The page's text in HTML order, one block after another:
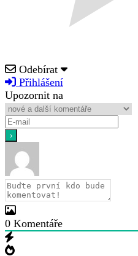
Odebírat
Přihlášení
Upozornit na
0 Komentáře